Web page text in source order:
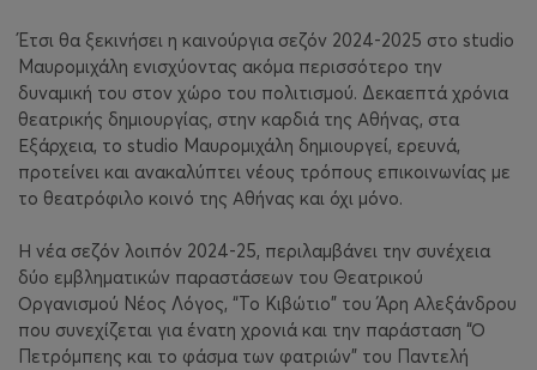
Έτσι θα ξεκινήσει η καινούργια σεζόν 2024-2025 στο studio
Μαυρομιχάλη ενισχύοντας ακόμα περισσότερο την
δυναμική του στον χώρο του πολιτισμού. Δεκαεπτά χρόνια
θεατρικής δημιουργίας, στην καρδιά της Αθήνας, στα
Εξάρχεια, το studio Μαυρομιχάλη δημιουργεί, ερευνά,
προτείνει και ανακαλύπτει νέους τρόπους επικοινωνίας με
το θεατρόφιλο κοινό της Αθήνας και όχι μόνο.
Η νέα σεζόν λοιπόν 2024-25, περιλαμβάνει την συνέχεια
δύο εμβληματικών παραστάσεων του Θεατρικού
Οργανισμού Νέος Λόγος, “Το Κιβώτιο” του Άρη Αλεξάνδρου
που συνεχίζεται για ένατη χρονιά και την παράσταση “Ο
Πετρόμπεης και το φάσμα των φατριών” του Παντελή